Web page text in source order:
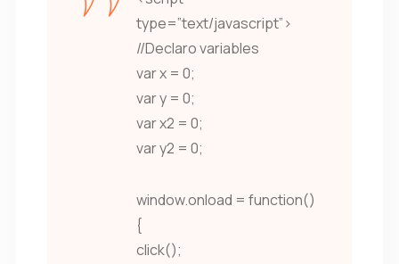
type=”text/javascript”>
//Declaro variables
var x = 0;
var y = 0;
var x2 = 0;
var y2 = 0;
window.onload = function()
{
click();